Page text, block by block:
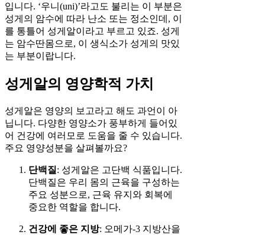
입니다. ‘우니(uni)’라고도 불리는 이 부분은
성게의 암수에 따라 난소 또는 정소인데, 이
를 통틀어 성게알이라고 부르고 있죠. 성게
는 암수딴몸으로, 이 생식소가 성게의 맛있
는 부분이랍니다.
성게알의 영양학적 가치
성게알은 영양의 보고라고 해도 과언이 아
닙니다. 다양한 영양소가 풍부하게 들어있
어 건강에 여러모로 도움을 줄 수 있습니다.
주요 영양성분을 살펴볼까요?
단백질 : 성게알은 고단백 식품입니다.
단백질은 우리 몸의 근육을 구성하는
주요 성분으로, 근육 유지와 회복에
중요한 역할을 합니다.
건강에 좋은 지방: 오메가-3 지방산을